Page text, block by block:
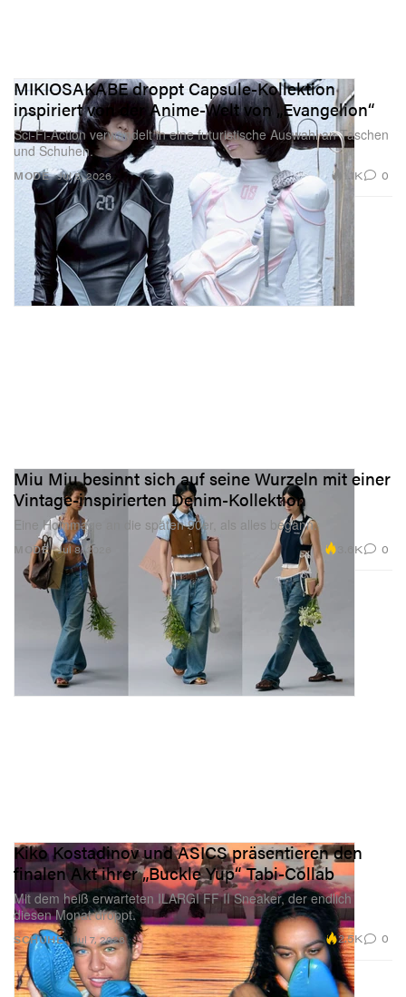
MODE
MIKIOSAKABE droppt Capsule-Kollektion
inspiriert von der Anime-Welt von „Evangelion“
Sci-Fi-Action verwandelt in eine futuristische Auswahl an Taschen
und Schuhen.
Jul 8, 2026 1.1K 0
MODE
Miu Miu besinnt sich auf seine Wurzeln mit einer
Vintage-inspirierten Denim-Kollektion
Eine Hommage an die späten 90er, als alles begann.
Jul 8, 2026 3.6K 0
SCHUHE
Kiko Kostadinov und ASICS präsentieren den
finalen Akt ihrer „Buckle Yup“ Tabi-Collab
Mit dem heiß erwarteten ILARGI FF II Sneaker, der endlich
diesen Monat droppt.
Jul 7, 2026 2.5K 0